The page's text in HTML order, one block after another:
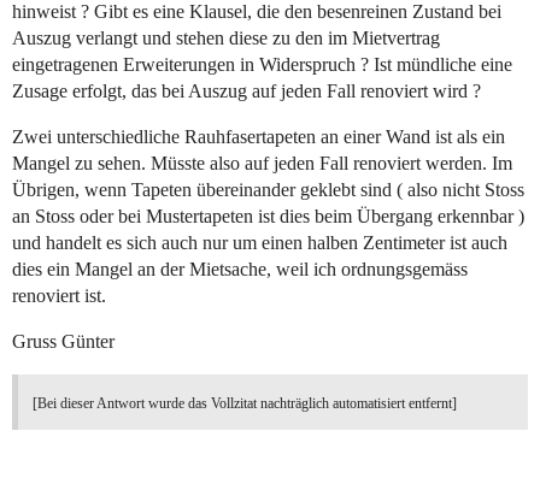
hinweist ? Gibt es eine Klausel, die den besenreinen Zustand bei
Auszug verlangt und stehen diese zu den im Mietvertrag
eingetragenen Erweiterungen in Widerspruch ? Ist mündliche eine
Zusage erfolgt, das bei Auszug auf jeden Fall renoviert wird ?
Zwei unterschiedliche Rauhfasertapeten an einer Wand ist als ein
Mangel zu sehen. Müsste also auf jeden Fall renoviert werden. Im
Übrigen, wenn Tapeten übereinander geklebt sind ( also nicht Stoss
an Stoss oder bei Mustertapeten ist dies beim Übergang erkennbar )
und handelt es sich auch nur um einen halben Zentimeter ist auch
dies ein Mangel an der Mietsache, weil ich ordnungsgemäss
renoviert ist.
Gruss Günter
[Bei dieser Antwort wurde das Vollzitat nachträglich automatisiert entfernt]